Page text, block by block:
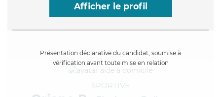
Afficher le profil
Présentation déclarative du candidat, soumise à
vérification avant toute mise en relation
SPORTIVE